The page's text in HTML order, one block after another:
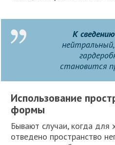
К
становится
Использование
формы
Бывают случаи, когда для
отведено пространство